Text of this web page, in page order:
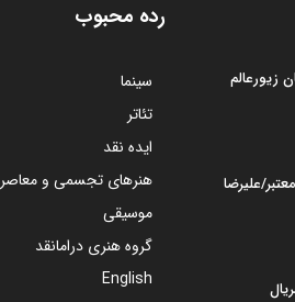
زیورعالم
علیرضا
رده محبوب
سینما
تئاتر
ایده نقد
هنرهای تجسمی و معاصر
موسیقی
گروه هنری درامانقد
English